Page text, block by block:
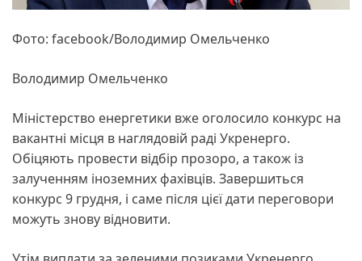
Фото: facebook/Володимир Омельченко
Володимир Омельченко
Міністерство енергетики вже оголосило конкурс на
вакантні місця в наглядовій раді Укренерго.
Обіцяють провести відбір прозоро, а також із
залученням іноземних фахівців. Завершиться
конкурс 9 грудня, і саме після цієї дати переговори
можуть знову відновити.